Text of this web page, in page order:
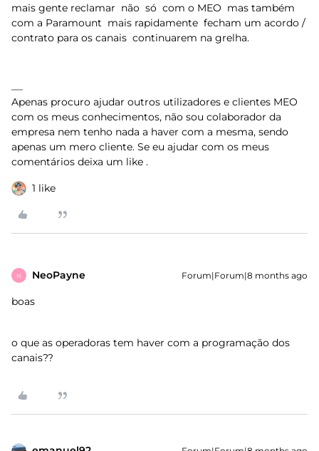
mais gente reclamar não só com o MEO mas também
com a Paramount mais rapidamente fecham um acordo /
contrato para os canais continuarem na grelha.
Apenas procuro ajudar outros utilizadores e clientes MEO
com os meus conhecimentos, não sou colaborador da
empresa nem tenho nada a haver com a mesma, sendo
apenas um mero cliente. Se eu ajudar com os meus
comentários deixa um like .
1 like
N NeoPayne Forum|Forum|8 months ago
boas
o que as operadoras tem haver com a programação dos
canais??